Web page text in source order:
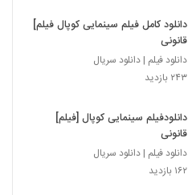
دانلود کامل فیلم سینمایی کوپال فیلم]
قانونی
دانلود فیلم | دانلود سریال
۲۴۳ بازدید
دانلودفیلم سینمایی کوپال [فیلم]
قانونی
دانلود فیلم | دانلود سریال
۱۶۲ بازدید